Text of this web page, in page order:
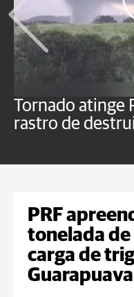
Tornado atinge
rastro de
PRF
tonelada de
carga de
Guarapuava